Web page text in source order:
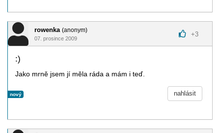
rowenka (anonym)
07. prosince 2009
+3
:)
Jako mrně jsem jí měla ráda a mám i teď.
nový nahlásit